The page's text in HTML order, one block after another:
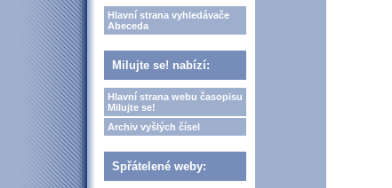
Hlavní strana vyhledávače
Abeceda
Milujte se! nabízí:
Hlavní strana webu časopisu
Milujte se!
Archiv vyšlých čísel
Spřátelené weby: